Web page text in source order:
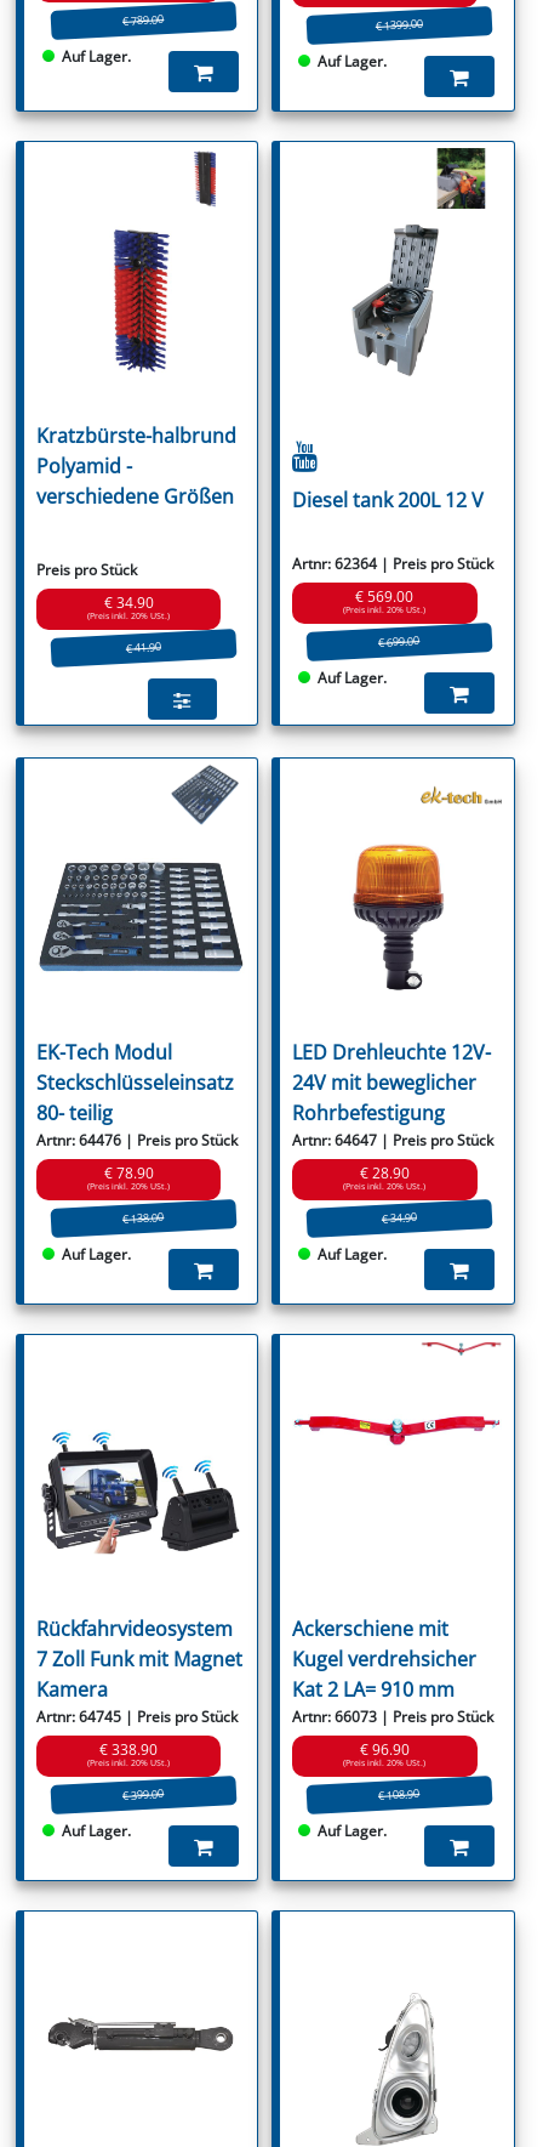
€ 789.00
Auf Lager.
€ 1399.00
Auf Lager.
Kratzbürste-halbrund
Polyamid -
verschiedene Größen
Preis pro Stück
€ 34.90
(Preis inkl. 20% USt.)
€ 41.90
Diesel tank 200L 12 V
Artnr: 62364 | Preis pro Stück
€ 569.00
(Preis inkl. 20% USt.)
€ 699.00
Auf Lager.
EK-Tech Modul
Steckschlüsseleinsatz
80- teilig
Artnr: 64476 | Preis pro Stück
€ 78.90
(Preis inkl. 20% USt.)
€ 138.00
Auf Lager.
LED Drehleuchte 12V-
24V mit beweglicher
Rohrbefestigung
Artnr: 64647 | Preis pro Stück
€ 28.90
(Preis inkl. 20% USt.)
€ 34.90
Auf Lager.
Rückfahrvideosystem
7 Zoll Funk mit Magnet
Kamera
Artnr: 64745 | Preis pro Stück
€ 338.90
(Preis inkl. 20% USt.)
€ 399.00
Auf Lager.
Ackerschiene mit
Kugel verdrehsicher
Kat 2 LA= 910 mm
Artnr: 66073 | Preis pro Stück
€ 96.90
(Preis inkl. 20% USt.)
€ 108.90
Auf Lager.